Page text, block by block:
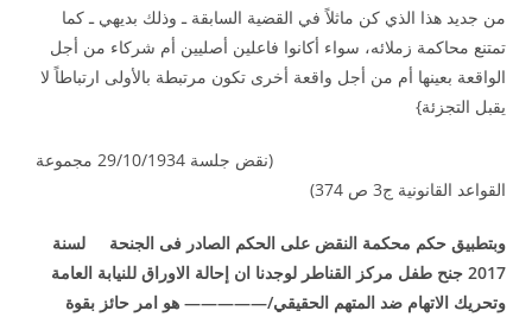
من جديد هذا الذي كن ماثلاً في القضية السابقة ـ وذلك بديهي ـ كما
تمتنع محاكمة زملائه، سواء أكانوا فاعلين أصليين أم شركاء من أجل
الواقعة بعينها أم من أجل واقعة أخرى تكون مرتبطة بالأولى ارتباطاً لا
يقبل التجزئة}
(نقض جلسة 29/10/1934 مجموعة
القواعد القانونية ج3 ص 374)
وبتطبيق حكم محكمة النقض على الحكم الصادر فى الجنحة لسنة
2017 جنح طفل مركز القناطر لوجدنا ان إحالة الاوراق للنيابة العامة
وتحريك الاتهام ضد المتهم الحقيقي/————— هو امر حائز بقوة